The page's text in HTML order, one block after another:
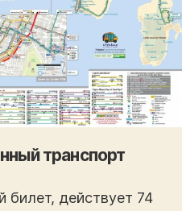
транспорт
действует 74